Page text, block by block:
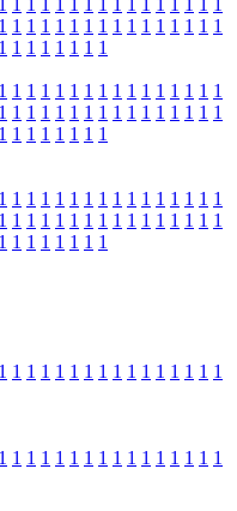
1 1 1 1 1 1 1 1 1 1 1 1 1 1 1 1
1 1 1 1 1 1 1 1 1 1 1 1 1 1 1 1
1 1 1 1 1 1 1 1
1 1 1 1 1 1 1 1 1 1 1 1 1 1 1 1
1 1 1 1 1 1 1 1 1 1 1 1 1 1 1 1
1 1 1 1 1 1 1 1
1 1 1 1 1 1 1 1 1 1 1 1 1 1 1 1
1 1 1 1 1 1 1 1 1 1 1 1 1 1 1 1
1 1 1 1 1 1 1 1
1 1 1 1 1 1 1 1 1 1 1 1 1 1 1 1
1 1 1 1 1 1 1 1 1 1 1 1 1 1 1 1